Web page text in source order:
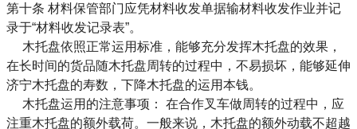
第十条 材料保管部门应凭材料收发单据输材料收发作业并记
录于“材料收发记录表”。
木托盘依照正常运用标准，能够充分发挥木托盘的效果，
在长时间的货品随木托盘周转的过程中，不易损坏，能够延伸
济宁木托盘的寿数，下降木托盘的运用本钱。
木托盘运用的注意事项： 在合作叉车做周转的过程中，应
注重木托盘的额外载荷。一般来说，木托盘的额外动载不超越